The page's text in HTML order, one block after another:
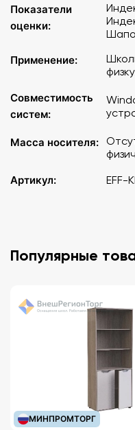
Показатели
оценки:
Применение:
Совместимость
систем:
Масса носителя:
Артикул:
EFF-
Популярные
МИНПРОМТОРГ